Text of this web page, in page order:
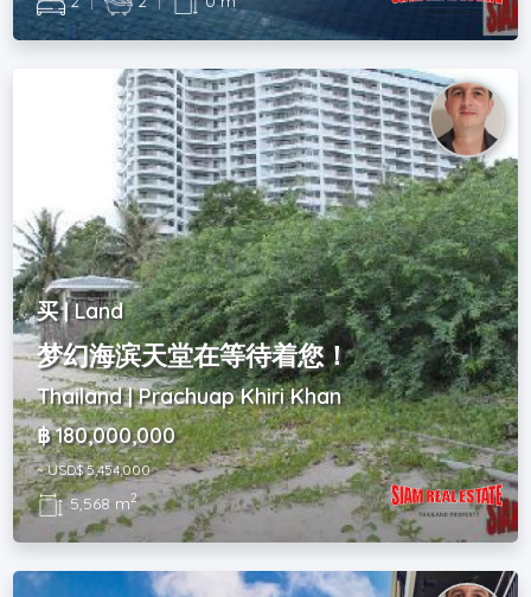
买 | Land
梦幻海滨天堂在等待着您！
Thailand | Prachuap Khiri Khan
฿ 180,000,000
~ USD$ 5,454,000
5,568 m2